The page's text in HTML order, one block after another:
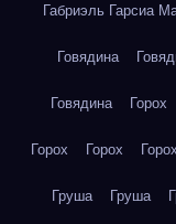
Габриэль Гарсиа
Говядина
Говядина Горох
Горох Горох Горох
Груша Груша